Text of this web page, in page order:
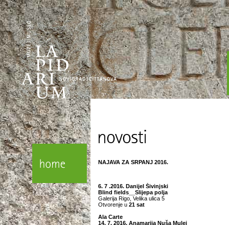
NAJAVA ZA SRPANJ 2016.
6. 7 .2016. Danijel Šivinjski
Blind fields__Slijepa polja
Galerija Rigo, Velika ulica 5
Otvorenje u 21 sat
Ala Carte
14. 7. 2016. Anamarija Nuša Mulej